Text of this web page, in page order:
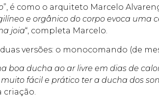
”, é como o arquiteto Marcelo
e orgânico do corpo evoca
joia“, completa Marcelo.
versões: o monocomando (de
boa ducha ao ar livre em dias de
fácil e prático ter a ducha dos
criação.